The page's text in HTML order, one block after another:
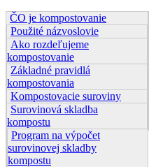
ČO je kompostovanie
Použité názvoslovie
Ako rozdeľujeme
kompostovanie
Základné pravidlá
kompostovania
Kompostovacie suroviny
Surovinová skladba
kompostu
Program na výpočet
surovinovej skladby
kompostu